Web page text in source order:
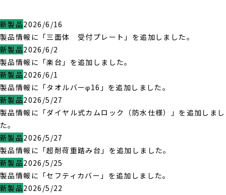
新製品2026/6/16
製品情報に「三面体 受付プレート」を追加しました。
新製品2026/6/2
製品情報に「楽台」を追加しました。
新製品2026/6/1
製品情報に「タオルバーφ16」を追加しました。
新製品2026/5/27
製品情報に「ダイヤル式カムロック（防水仕様）」を追加しまし
た。
新製品2026/5/27
製品情報に「超耐荷重踏み台」を追加しました。
新製品2026/5/25
製品情報に「セフティカバー」を追加しました。
新製品2026/5/22